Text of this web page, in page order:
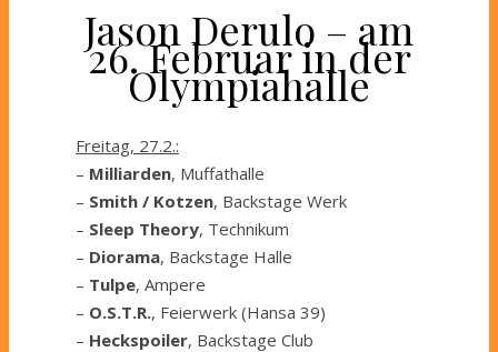
Jason Derulo – am
26. Februar in der
Olympiahalle
Freitag, 27.2.:
– Milliarden, Muffathalle
– Smith / Kotzen, Backstage Werk
– Sleep Theory, Technikum
– Diorama, Backstage Halle
– Tulpe, Ampere
– O.S.T.R., Feierwerk (Hansa 39)
– Heckspoiler, Backstage Club